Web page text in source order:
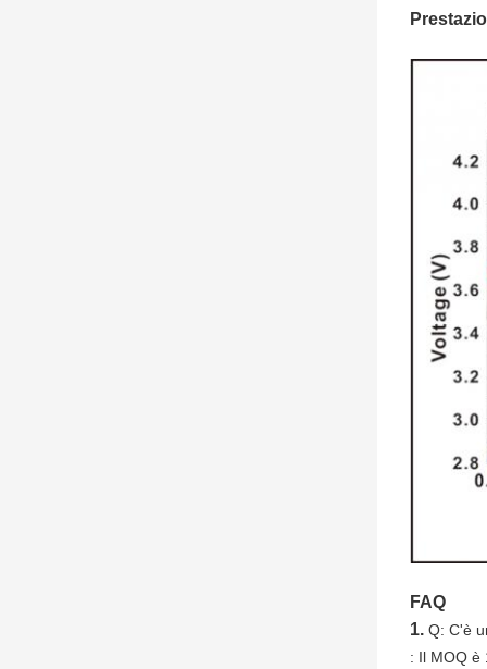
FAQ
1. Q: C'è
: Il MOQ è